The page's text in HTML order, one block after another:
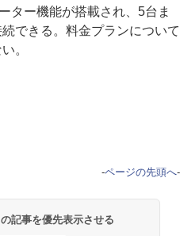
ター機能が搭載され、5台ま
できる。料金プランについて
。
-ページの先頭へ-
記事を優先表示させる